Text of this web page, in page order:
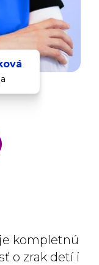
kompletnú
o zrak detí i